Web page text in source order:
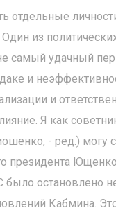
отдельные
из
самый удачный
и
и
Я как
- ред.) могу
президента
было остановлено
Кабмина.